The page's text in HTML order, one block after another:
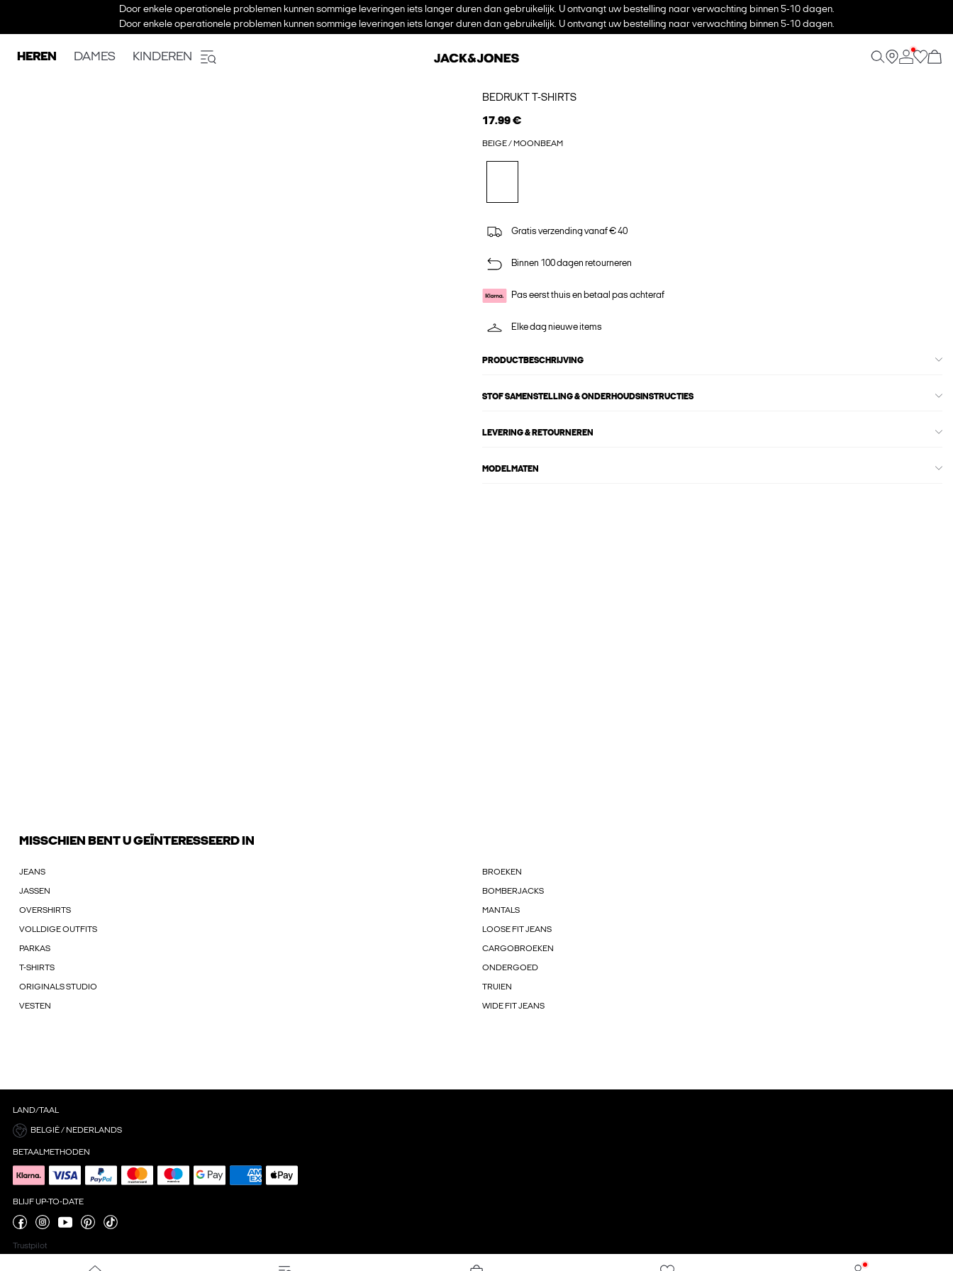
Door enkele operationele problemen kunnen sommige leveringen iets langer duren dan gebruikelijk. U ontvangt uw bestelling naar verwachting binnen 5-10 dagen.
Door enkele operationele problemen kunnen sommige leveringen iets langer duren dan gebruikelijk. U ontvangt uw bestelling naar verwachting binnen 5-10 dagen.
HEREN DAMES KINDEREN
BEDRUKT T-SHIRTS
17.99 €
BEIGE / MOONBEAM
Gratis verzending vanaf € 40
Binnen 100 dagen retourneren
Pas eerst thuis en betaal pas achteraf
Elke dag nieuwe items
PRODUCTBESCHRIJVING
STOF SAMENSTELLING & ONDERHOUDSINSTRUCTIES
LEVERING & RETOURNEREN
MODELMATEN
MISSCHIEN BENT U GEÏNTERESSEERD IN
JEANS BROEKEN
JASSEN BOMBERJACKS
OVERSHIRTS MANTALS
VOLLDIGE OUTFITS LOOSE FIT JEANS
PARKAS CARGOBROEKEN
T-SHIRTS ONDERGOED
ORIGINALS STUDIO TRUIEN
VESTEN WIDE FIT JEANS
LAND/TAAL
BELGIË / NEDERLANDS
BETAALMETHODEN
BLIJF UP-TO-DATE
Trustpilot